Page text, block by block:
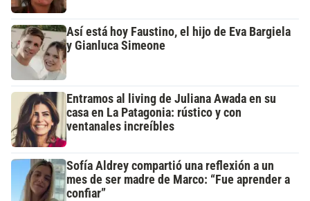
Así está hoy Faustino, el hijo de Eva Bargiela
y Gianluca Simeone
Entramos al living de Juliana Awada en su
casa en La Patagonia: rústico y con
ventanales increíbles
Sofía Aldrey compartió una reflexión a un
mes de ser madre de Marco: “Fue aprender a
confiar”